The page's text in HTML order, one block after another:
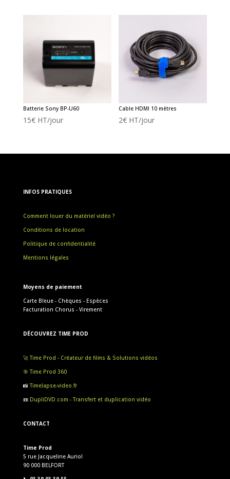
Batterie Sony BP-U60
15€HT/jour
Cable HDMI 10 mètres
2€ HT/jour
INFOS PRATIQUES
Comment louer du matériel vidéo ?
Conditions de location
Politique de confidentialité
Mentions légales
Moyens de paiement
Carte Bleue - Chèques - Espèces
Facturation Chorus - Virement
DÉCOUVREZ TIME PROD
🚀 Time Prod - Créateur de films & Solutions vidéos
🎯 Time Prod 360
📸Timelapse-video.fr
📼 DupliDVD.com - Transfert et duplication vidéo
CONTACT
Time Prod
5 rue Jacqueline Auriol
90 000 BELFORT